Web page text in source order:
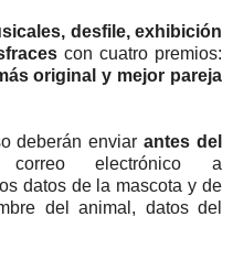
desfile, exhibición
con cuatro premios:
original y mejor pareja
deberán enviarantes del
electrónico a
datos de la mascota y de
del animal, datos del